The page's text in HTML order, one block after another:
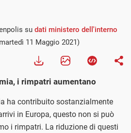
su dati ministero dell'interno
11 Maggio 2021)
i rimpatri aumentano
ha contribuito sostanzialmente
in Europa, questo non si può
i rimpatri. La riduzione di questi